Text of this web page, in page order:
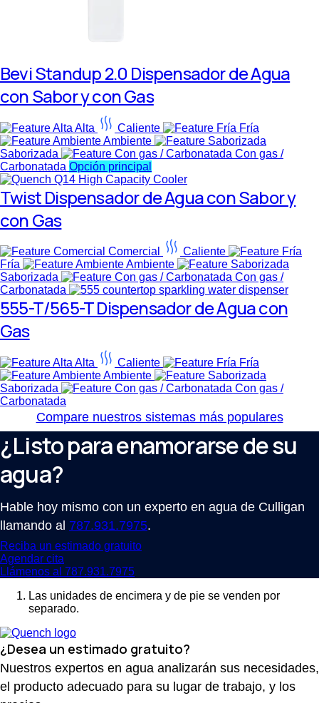
Bevi Standup 2.0 Dispensador de Agua
con Sabor y con Gas
Alta Caliente
Fría
Ambiente
Saborizada
Con gas /
Carbonatada Opción principal
Twist Dispensador de Agua con Sabor y
con Gas
Comercial
Caliente
Fría
Ambiente
Saborizada
Con gas /
Carbonatada
555-T/565-T Dispensador de Agua con
Gas
Alta Caliente
Fría
Ambiente
Saborizada
Con gas /
Carbonatada
Compare nuestros sistemas más populares
¿Listo para enamorarse de su
agua?
Hable hoy mismo con un experto en agua de Culligan
llamando al 787.931.7975.
Reciba un estimado gratuito
Agendar cita
Llámenos al 787.931.7975
Las unidades de encimera y de pie se venden por
separado.
¿Desea un estimado gratuito?
Nuestros expertos en agua analizarán sus necesidades,
el producto adecuado para su lugar de trabajo, y los